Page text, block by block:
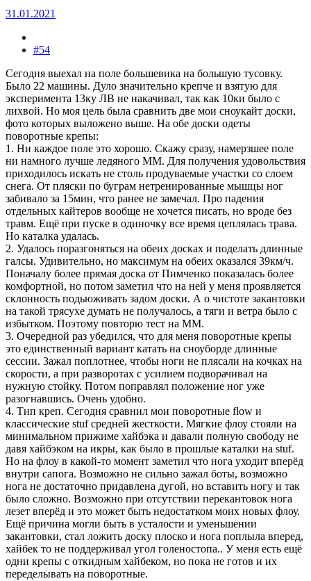
31.01.2021
#54
Сегодня выехал на поле большевика на большую тусовку.
Было 22 машины. Дуло значительно крепче и взятую для
эксперимента 13ку ЛВ не накачивал, так как 10ки было с
лихвой. Но моя цель была сравнить две мои сноукайт доски,
фото которых выложено выше. На обе доски одеты
поворотные крепы:
1. Ни каждое поле это хорошо. Скажу сразу, намерзшее поле
ни намного лучше ледяного ММ. Для получения удовольствия
приходилось искать не столь продуваемые участки со слоем
снега. От пляски по буграм нетренированные мышцы ног
забивало за 15мин, что ранее не замечал. Про падения
отдельных кайтеров вообще не хочется писать, но вроде без
травм. Ещё при пуске в одиночку все время цеплялась трава.
Но каталка удалась.
2. Удалось поразгоняться на обеих досках и поделать длинные
галсы. Удивительно, но максимум на обеих оказался 39км/ч.
Поначалу более прямая доска от Пимченко показалась более
комфортной, но потом заметил что на ней у меня проявляется
склонность подьюживать задом доски. А о чистоте закантовки
на такой трясухе думать не получалось, а тяги и ветра было с
избытком. Поэтому повторю тест на ММ.
3. Очередной раз убедился, что для меня поворотные крепы
это единственный вариант катать на сноуборде длинные
сессии. Зажал поплотнее, чтобы ноги не плясали на кочках на
скорости, а при разворотах с усилием подворачивал на
нужную стойку. Потом поправлял положение ног уже
разогнавшись. Очень удобно.
4. Тип креп. Сегодня сравнил мои поворотные flow и
классические stuf средней жесткости. Мягкие флоу стояли на
минимальном прижиме хайбэка и давали полную свободу не
давя хайбэком на икры, как было в прошлые каталки на stuf.
Но на флоу в какой-то момент заметил что нога уходит вперёд
внутри сапога. Возможно не сильно зажал боты, возможно
нога не достаточно придавлена дугой, но вставить ногу и так
было сложно. Возможно при отсутствии перекантовок нога
лезет вперёд и это может быть недостатком моих новых флоу.
Ещё причина могли быть в усталости и уменьшении
закантовки, стал ложить доску плоско и нога поплыла вперед,
хайбек то не поддерживал угол голеностопа.. У меня есть ещё
одни крепы с откидным хайбеком, но пока не готов и их
переделывать на поворотные.